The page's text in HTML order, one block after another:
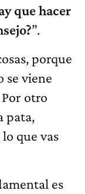
que hacer
”.
porque
se viene
otro
pata,
que vas
es